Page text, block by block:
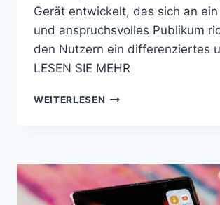
Gerät entwickelt, das sich an
und anspruchsvolles Publikum
den Nutzern ein differenziertes
LESEN SIE MEHR
WEITERLESEN SO
MIT
DER